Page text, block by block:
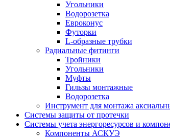
Угольники
Водорозетка
Евроконус
Футорки
L-образные трубки
Радиальные фитинги
Тройники
Угольники
Муфты
Гильзы монтажные
Водорозетка
Инструмент для монтажа
Системы защиты от протечки
Системы учета энергоресурсов и
Компоненты АСКУЭ